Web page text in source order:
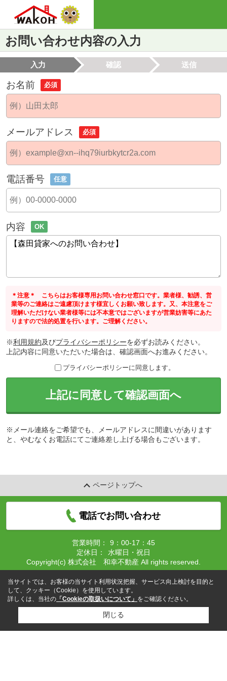
お問い合わせ内容の入力
入力 確認 送信
お名前 必須
メールアドレス 必須
電話番号 任意
内容 OK
＊注意＊ こちらはお客様専用お問い合わせ窓口です。業者様、勧誘、営
業等のご連絡はご遠慮頂けます様宜しくお願い致します。又、本注意をご
理解いただけない業者様等には不本意ではございますが営業妨害等にあた
りますので法的処置を行います。ご理解ください。
※利用規約及びプライバシーポリシーを必ずお読みください。
上記内容に同意いただいた場合は、確認画面へお進みください。
プライバシーポリシーに同意します。
上記に同意して確認画面へ
※メール連絡をご希望でも、メールアドレスに間違いがあります
と、やむなくお電話にてご連絡差し上げる場合もございます。
ページトップへ
電話でお問い合わせ
営業時間：
9：00-17：45
定休日：
水曜日・祝日
Copyright(c) 株式会社 和幸不動産 All rights reserved.
当サイトでは、お客様の当サイト利用状況把握、サービス向上検討を目的と
して、クッキー（Cookie）を使用しています。
詳しくは、当社の 「Cookieの取扱いについて」 をご確認ください。
閉じる